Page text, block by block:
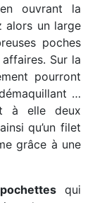
ouvrant la
alors un large
poches
Sur la
pourront
…
à elle deux
qu’un filet
grâce à une
qui